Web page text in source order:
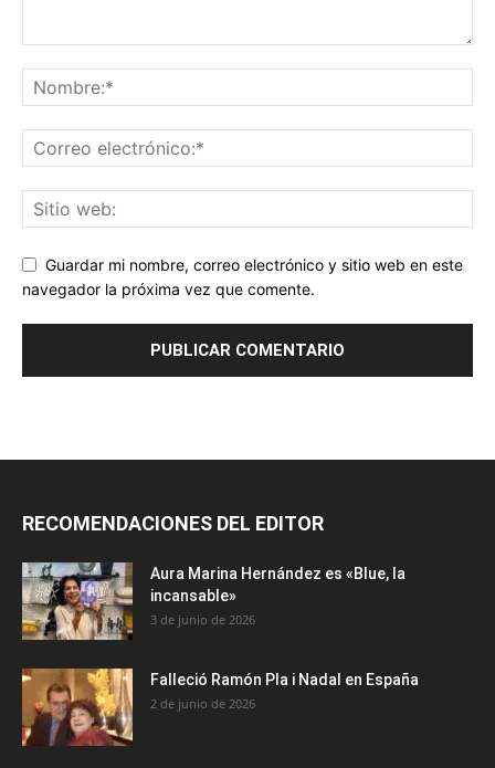
Guardar mi nombre, correo electrónico y sitio web en este
navegador la próxima vez que comente.
RECOMENDACIONES DEL EDITOR
Aura Marina Hernández es «Blue, la
incansable»
3 de junio de 2026
Falleció Ramón Pla i Nadal en España
2 de junio de 2026